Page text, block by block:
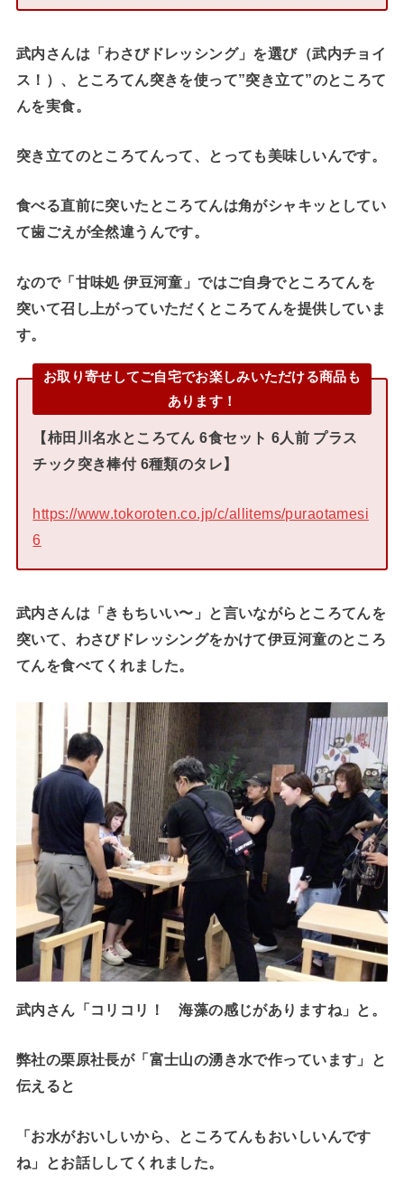
武内さんは「わさびドレッシング」を選び（武内チョイ
ス！）、ところてん突きを使って”突き立て”のところて
んを実食。
突き立てのところてんって、とっても美味しいんです。
食べる直前に突いたところてんは角がシャキッとしてい
て歯ごえが全然違うんです。
なので「甘味処 伊豆河童」ではご自身でところてんを
突いて召し上がっていただくところてんを提供していま
す。
お取り寄せしてご自宅でお楽しみいただける商品も
あります！
【柿田川名水ところてん 6食セット 6人前 プラス
チック突き棒付 6種類のタレ】
https://www.tokoroten.co.jp/c/allitems/puraotamesi
6
武内さんは「きもちいい〜」と言いながらところてんを
突いて、わさびドレッシングをかけて伊豆河童のところ
てんを食べてくれました。
武内さん「コリコリ！ 海藻の感じがありますね」と。
弊社の栗原社長が「富士山の湧き水で作っています」と
伝えると
「お水がおいしいから、ところてんもおいしいんです
ね」とお話ししてくれました。